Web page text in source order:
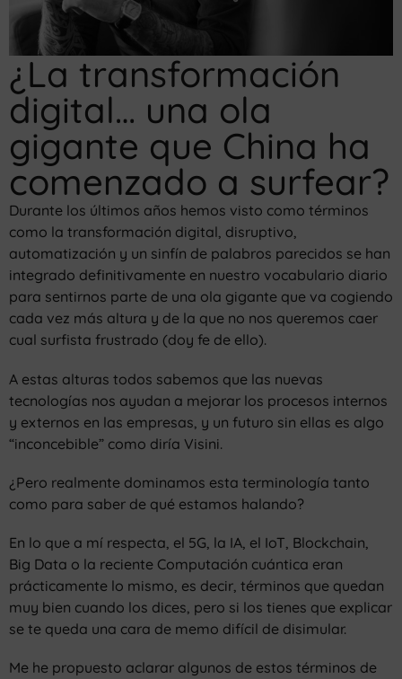
¿La transformación
digital… una ola
gigante que China ha
comenzado a surfear?
Durante los últimos años hemos visto como términos
como la transformación digital, disruptivo,
automatización y un sinfín de palabros parecidos se han
integrado definitivamente en nuestro vocabulario diario
para sentirnos parte de una ola gigante que va cogiendo
cada vez más altura y de la que no nos queremos caer
cual surfista frustrado (doy fe de ello).
A estas alturas todos sabemos que las nuevas
tecnologías nos ayudan a mejorar los procesos internos
y externos en las empresas, y un futuro sin ellas es algo
“inconcebible” como diría Visini.
¿Pero realmente dominamos esta terminología tanto
como para saber de qué estamos halando?
En lo que a mí respecta, el 5G, la IA, el IoT, Blockchain,
Big Data o la reciente Computación cuántica eran
prácticamente lo mismo, es decir, términos que quedan
muy bien cuando los dices, pero si los tienes que explicar
se te queda una cara de memo difícil de disimular.
Me he propuesto aclarar algunos de estos términos de